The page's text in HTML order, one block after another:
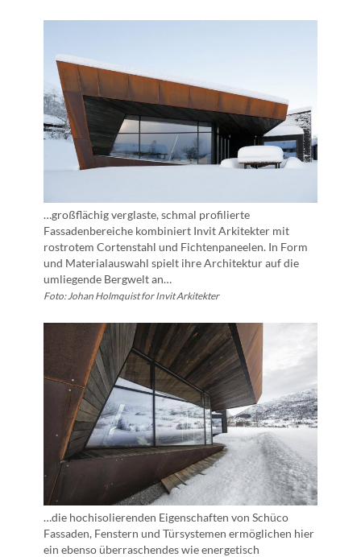
…großflächig verglaste, schmal profilierte
Fassadenbereiche kombiniert Invit Arkitekter mit
rostrotem Cortenstahl und Fichtenpaneelen. In Form
und Materialauswahl spielt ihre Architektur auf die
umliegende Bergwelt an…
Foto: Johan Holmquist for Invit Arkitekter
…die hochisolierenden Eigenschaften von Schüco
Fassaden, Fenstern und Türsystemen ermöglichen hier
ein ebenso überraschendes wie energetisch